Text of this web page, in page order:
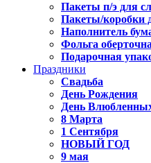
Пакеты п/э для
Пакеты/коробки
Наполнитель
Фольга
Подарочная
Праздники
Свадьба
День Рождения
День
8 Марта
1 Сентября
НОВЫЙ ГОД
9 мая